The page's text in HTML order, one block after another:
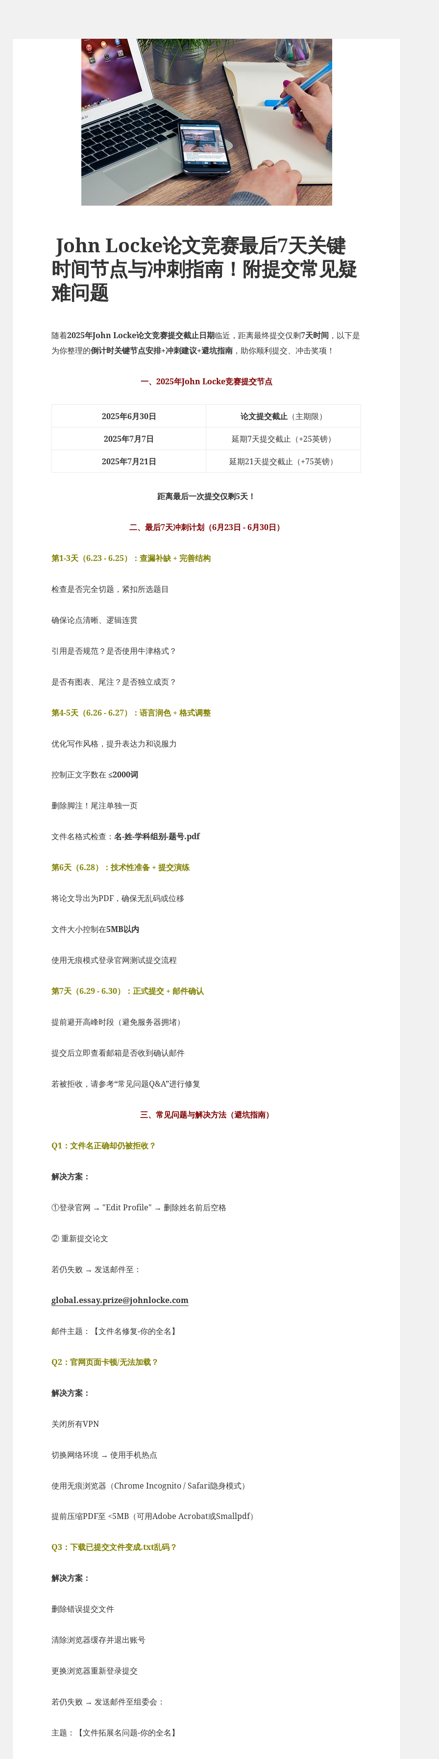
John Locke论文竞赛最后7天关键
时间节点与冲刺指南！附提交常见疑
难问题
随着2025年John Locke论文竞赛提交截止日期临近，距离最终提交仅剩7天时间 ，以下是
为你整理的倒计时关键节点安排+冲刺建议+避坑指南 ，助你顺利提交、冲击奖项！
一、2025年John Locke竞赛提交节点
2025年6月30日 论文提交截止（主期限）
2025年7月7日 延期7天提交截止（+25英镑）
2025年7月21日 延期21天提交截止（+75英镑）
距离最后一次提交仅剩5天！
二、最后7天冲刺计划（6月23日 - 6月30日）
第1-3天（6.23 - 6.25）：查漏补缺 + 完善结构
检查是否完全切题，紧扣所选题目
确保论点清晰、逻辑连贯
引用是否规范？是否使用牛津格式？
是否有图表、尾注？是否独立成页？
第4-5天（6.26 - 6.27）：语言润色 + 格式调整
优化写作风格，提升表达力和说服力
控制正文字数在≤2000词
删除脚注！尾注单独一页
文件名格式检查：名-姓-学科组别-题号.pdf
第6天（6.28）：技术性准备 + 提交演练
将论文导出为PDF，确保无乱码或位移
文件大小控制在5MB以内
使用无痕模式登录官网测试提交流程
第7天（6.29 - 6.30）：正式提交 + 邮件确认
提前避开高峰时段（避免服务器拥堵）
提交后立即查看邮箱是否收到确认邮件
若被拒收，请参考“常见问题Q&A”进行修复
三、常见问题与解决方法（避坑指南）
Q1：文件名正确却仍被拒收？
解决方案：
①登录官网 → "Edit Profile" → 删除姓名前后空格
② 重新提交论文
若仍失败 → 发送邮件至：
global.essay.prize@johnlocke.com
邮件主题：【文件名修复-你的全名】
Q2：官网页面卡顿/无法加载？
解决方案：
关闭所有VPN
切换网络环境 → 使用手机热点
使用无痕浏览器（Chrome Incognito / Safari隐身模式）
提前压缩PDF至 <5MB（可用Adobe Acrobat或Smallpdf）
Q3：下载已提交文件变成.txt乱码？
解决方案：
删除错误提交文件
清除浏览器缓存并退出账号
更换浏览器重新登录提交
若仍失败 → 发送邮件至组委会：
主题：【文件拓展名问题-你的全名】